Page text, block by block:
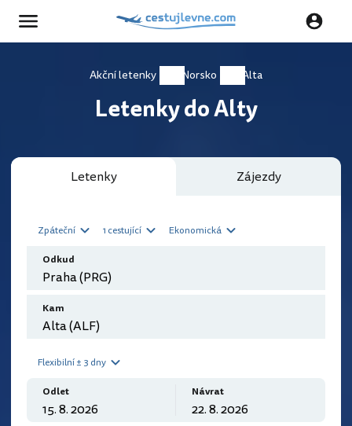
Akční letenky Norsko Alta
Letenky do Alty
Letenky Zájezdy
Zpáteční 1 cestující Ekonomická
Odkud
Kam
Flexibilní ± 3 dny
Odlet Návrat